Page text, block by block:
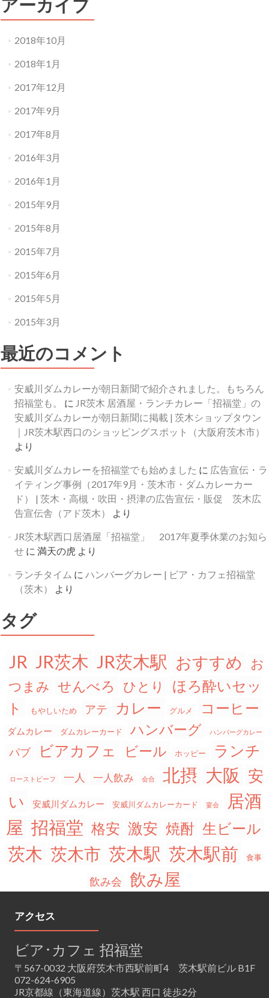
アーカイブ
2018年10月
2018年1月
2017年12月
2017年9月
2017年8月
2016年3月
2016年1月
2015年9月
2015年8月
2015年7月
2015年6月
2015年5月
2015年3月
最近のコメント
安威川ダムカレーが朝日新聞で紹介されました。もちろん
招福堂も。
に JR茨木 居酒屋・ランチカレー「招福堂」の
安威川ダムカレーが朝日新聞に掲載 | 茨木ショップタウン
｜JR茨木駅西口のショッピングスポット（大阪府茨木市）
より
安威川ダムカレーを招福堂でも始めました に 広告宣伝・ラ
イティング事例（2017年9月・茨木市・ダムカレーカー
ド） | 茨木・高槻・吹田・摂津の広告宣伝・販促 茨木広
告宣伝舎（アド茨木）
より
JR茨木駅西口居酒屋「招福堂」 2017年夏季休業のお知ら
せ に満天の虎 より
ランチタイム にハンバーグカレー | ビア・カフェ招福堂
（茨木）
より
タグ
JR JR茨木 JR茨木駅 おすすめ
お
つまみ せんべろ ひとり
ほろ酔いセッ
ト
もやしいため アテ カレー グルメ コーヒー
ダムカレー ダムカレーカード ハンバーグ ハンバーグカレー
パブ ビアカフェ ビール ホッピー ランチ
ローストビーフ 一人 一人飲み 会合 北摂 大阪 安
い
安威川ダムカレー 安威川ダムカレーカード 宴会
居酒
屋 招福堂 格安 激安 焼酎 生ビール
茨木 茨木市 茨木駅 茨木駅前 食事
飲み会 飲み屋
アクセス
ビア･カフェ 招福堂
〒567-0032 大阪府茨木市西駅前町4 茨木駅前ビル B1F
072-624-6905
JR京都線（東海道線）茨木駅 西口 徒歩2分